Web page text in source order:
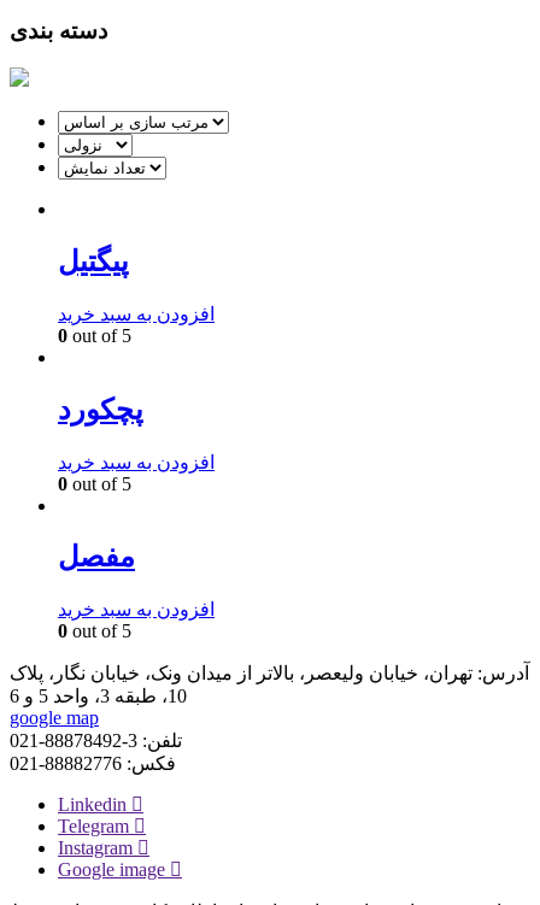
دسته بندی
پیگتیل
افزودن به سبد خرید
0 out of 5
پچکورد
افزودن به سبد خرید
0 out of 5
مفصل
افزودن به سبد خرید
0 out of 5
آدرس: تهران، خیابان ولیعصر، بالاتر از میدان ونک، خیابان نگار، پلاک
10، طبقه 3، واحد 5 و 6
google map
تلفن: 3-88878492-021
فکس: 88882776-021
Linkedin
Telegram
Instagram
Google image